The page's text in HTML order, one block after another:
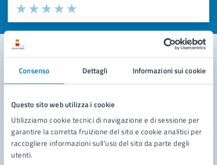
Consenso Dettagli Informazioni sui cookie
Questo sito web utilizza i cookie
Utilizziamo cookie tecnici di navigazione e di sessione per
garantire la corretta fruizione del sito e cookie analitici per
raccogliere informazioni sull'uso del sito da parte degli
utenti.
Valuta la chiarezza delle informazioni (da 1 a 5 stelle)
Seleziona il numero di stelle per valutare la chiarezza delle
Valuta 5 stelle su 5
Valuta 4 stelle su 5
Valuta 3 stelle su 5
Valuta 2 stelle su 5
Valuta 1 stelle su 5
Contatta il comune
Richiedi assistenza
Prenota appuntamento
Problemi in città